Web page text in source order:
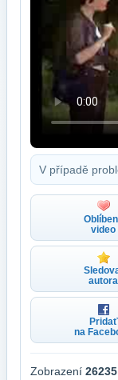
V případě
video
autora
Pridať
na
Zobrazení 26235